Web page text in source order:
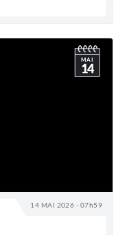
14 MAI 2026 - 07h59
MAI
14